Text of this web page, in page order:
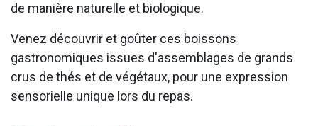
de manière naturelle et biologique.
Venez découvrir et goûter ces boissons
gastronomiques issues d'assemblages de grands
crus de thés et de végétaux, pour une expression
sensorielle unique lors du repas.